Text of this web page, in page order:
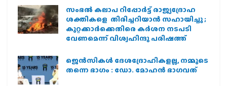
സംഭൽ കലാപ റിപ്പോർട്ട് രാജ്യദ്രോഹ
ശക്തികളെ തിരിച്ചറിയാൻ സഹായിച്ചു ;
കുറ്റക്കാർക്കെതിരെ കർശന നടപടി
വേണമെന്ന് വിശ്വഹിന്ദു പരിഷത്ത്
ജെന്‍സികള്‍ ദേശദ്രോഹികളല്ല, നമ്മുടെ
തന്നെ ഭാഗം : ഡോ. മോഹന്‍ ഭാഗവത്